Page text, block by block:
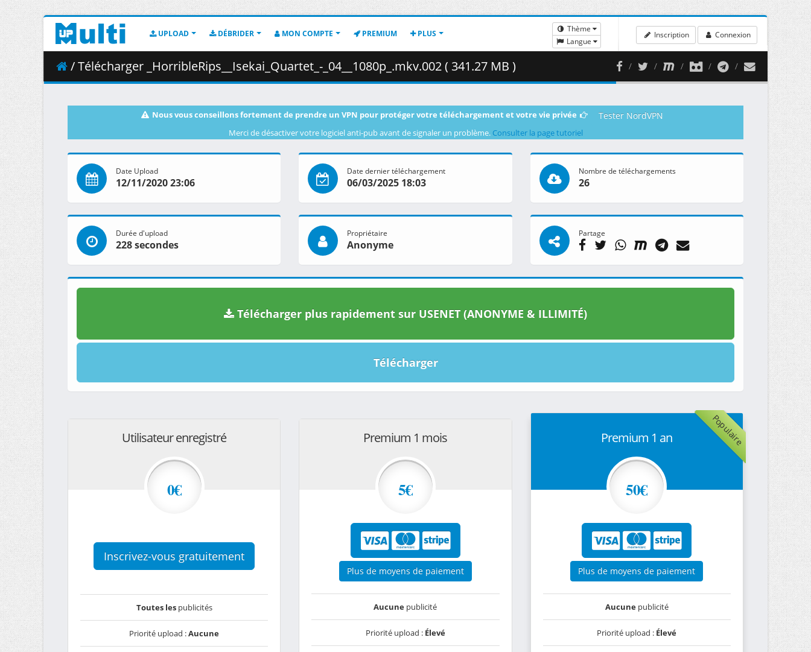
UPLOAD DÉBRIDER MON COMPTE PREMIUM PLUS
Thème
Langue
Inscription Connexion
/ Télécharger _HorribleRips__Isekai_Quartet_-_04__1080p_.mkv.002 ( 341.27 MB )
Nous vous conseillons fortement de prendre un VPN pour protéger votre téléchargement et votre vie privée Tester NordVPN
Merci de désactiver votre logiciel anti-pub avant de signaler un problème. Consulter la page tutoriel
Date Upload
12/11/2020 23:06
Date dernier téléchargement
06/03/2025 18:03
Nombre de téléchargements
26
Durée d'upload
228 secondes
Propriétaire
Anonyme
Partage
Télécharger plus rapidement sur USENET (ANONYME & ILLIMITÉ)
Télécharger
Utilisateur enregistré
0€
Inscrivez-vous gratuitement
Toutes lespublicités
Priorité upload :Aucune
Premium 1 mois
5€
Plus de moyens de paiement
Aucune publicité
Priorité upload : Élevé
Populaire
Premium 1 an
50€
Plus de moyens de paiement
Aucunepublicité
Priorité upload : Élevé